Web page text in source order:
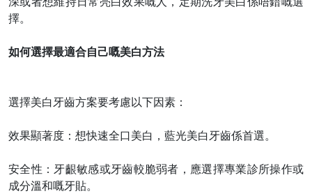
擇。
如何選擇最適合自己嘅美白方法
選擇美白牙齒方案要考慮以下因素：
效果顯著度：想快速全口美白，藍光美白牙齒係首選。
安全性：牙齦敏感或牙齒較脆弱者，應選擇專業診所操作或
成分溫和嘅牙貼。